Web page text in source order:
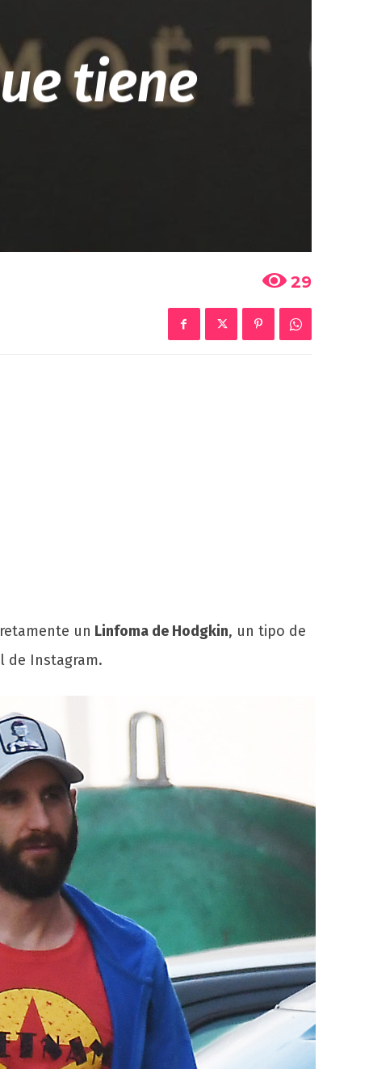
tiene
29
un Linfoma de Hodgkin, un tipo de
de Instagram.